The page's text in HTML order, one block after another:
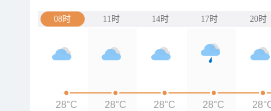
08时 11时 14时 17时 20时
28°C 28°C 28°C 28°C